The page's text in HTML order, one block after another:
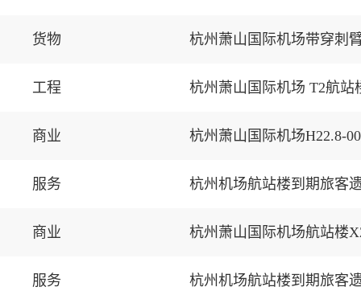
货物 杭州萧山国际机场带穿刺
工程 杭州萧山国际机场 T2航
商业 杭州萧山国际机场H22.8-
服务 杭州机场航站楼到期旅客
商业 杭州萧山国际机场航站楼
服务 杭州机场航站楼到期旅客